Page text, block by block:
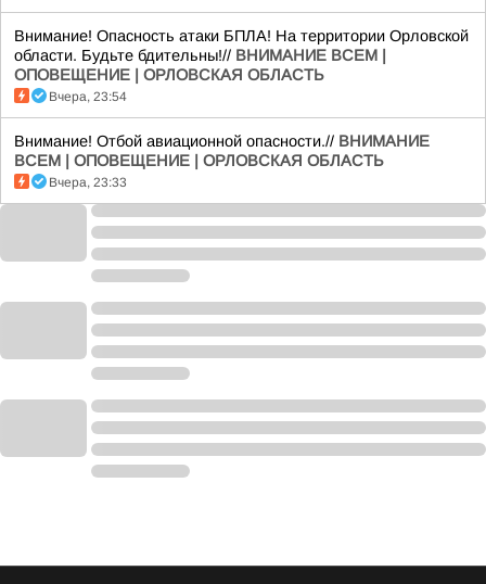
Внимание! Опасность атаки БПЛА! На территории Орловской
области. Будьте бдительны!// ВНИМАНИЕ ВСЕМ |
ОПОВЕЩЕНИЕ | ОРЛОВСКАЯ ОБЛАСТЬ
Вчера, 23:54
Внимание! Отбой авиационной опасности.// ВНИМАНИЕ
ВСЕМ | ОПОВЕЩЕНИЕ | ОРЛОВСКАЯ ОБЛАСТЬ
Вчера, 23:33